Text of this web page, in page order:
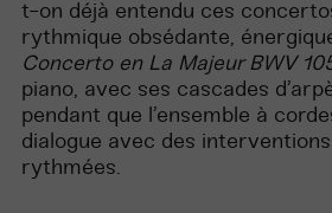
t-on déja ̀ entendu ces
rythmique obsédante,
Concerto enLa MajeurBWV
piano, avec ses cascades
pendant que
l’ensemble à
dialogue avec des interventions
rythmées.